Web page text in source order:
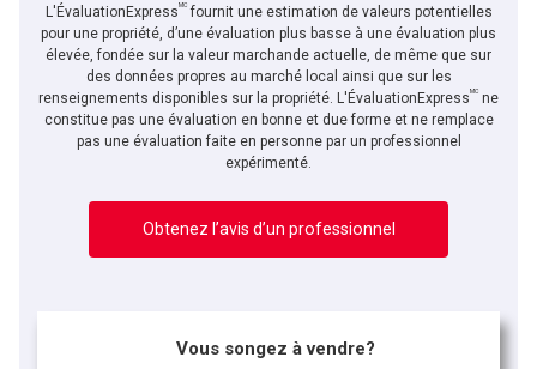
L'ÉvaluationExpressMCfournit une estimation de valeurs potentielles
pour une propriété, d’une évaluation plus basse à une évaluation plus
élevée, fondée sur la valeur marchande actuelle, de même que sur
des données propres au marché local ainsi que sur les
renseignements disponibles sur la propriété. L'ÉvaluationExpressMC ne
constitue pas une évaluation en bonne et due forme et ne remplace
pas une évaluation faite en personne par un professionnel
expérimenté.
Obtenez l’avis d’un professionnel
Vous songez à vendre?